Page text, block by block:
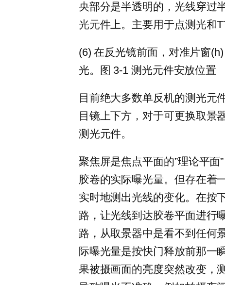
央部分是半透明的，光线穿过
光元件上。主要用于点测光和
(6) 在反光镜前面，对准片窗
光。图 3-1 测光元件安放位置
目前绝大多数单反机的测光元
目镜上下方，对于可更换取景
测光元件。
聚焦屏是焦点平面的”理论平
胶卷的实际曝光量。但存在着
实时地测出光线的变化。在按
路，让光线到达胶卷平面进行
路，从取景器中是看不到任何
际曝光量是按快门释放前那一
果被摄画面的亮度突然改变，